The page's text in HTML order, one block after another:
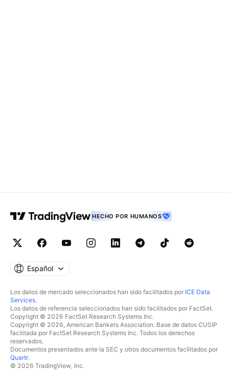
HECHO POR HUMANOS
Español
Los datos de mercado seleccionados han sido facilitados por ICE Data
Services.
Los datos de referencia seleccionados han sido facilitados por FactSet.
Copyright © 2026 FactSet Research Systems Inc.
Copyright © 2026, American Bankers Association. Base de datos CUSIP
facilitada por FactSet Research Systems Inc. Todos los derechos
reservados.
Documentos presentados ante la SEC y otros documentos facilitados por
Quartr.
© 2026 TradingView, Inc.